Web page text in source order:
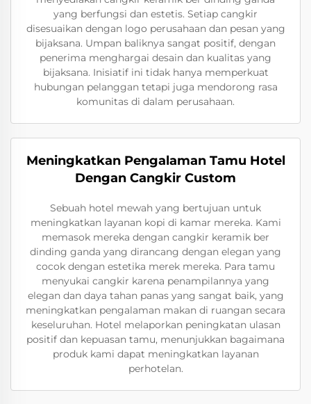
yang berfungsi dan estetis. Setiap cangkir
disesuaikan dengan logo perusahaan dan pesan yang
bijaksana. Umpan baliknya sangat positif, dengan
penerima menghargai desain dan kualitas yang
bijaksana. Inisiatif ini tidak hanya memperkuat
hubungan pelanggan tetapi juga mendorong rasa
komunitas di dalam perusahaan.
Meningkatkan Pengalaman Tamu Hotel
Dengan Cangkir Custom
Sebuah hotel mewah yang bertujuan untuk
meningkatkan layanan kopi di kamar mereka. Kami
memasok mereka dengan cangkir keramik ber
dinding ganda yang dirancang dengan elegan yang
cocok dengan estetika merek mereka. Para tamu
menyukai cangkir karena penampilannya yang
elegan dan daya tahan panas yang sangat baik, yang
meningkatkan pengalaman makan di ruangan secara
keseluruhan. Hotel melaporkan peningkatan ulasan
positif dan kepuasan tamu, menunjukkan bagaimana
produk kami dapat meningkatkan layanan
perhotelan.